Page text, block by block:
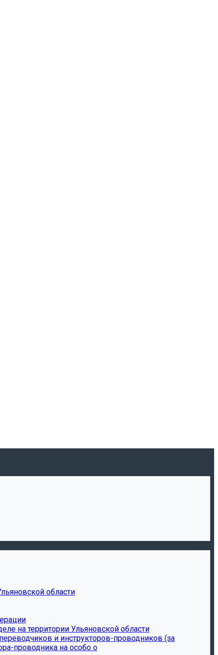
области
на территории Ульяновской области
и инструкторов-проводников (за
проводника на особо о